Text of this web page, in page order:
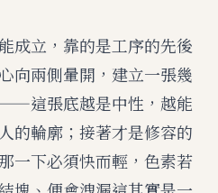
成立，靠的是工序的先後
向兩側暈開，建立一張幾
這張底越是中性，越能
的輪廓；接著才是修容的
一下必須快而輕，色素若